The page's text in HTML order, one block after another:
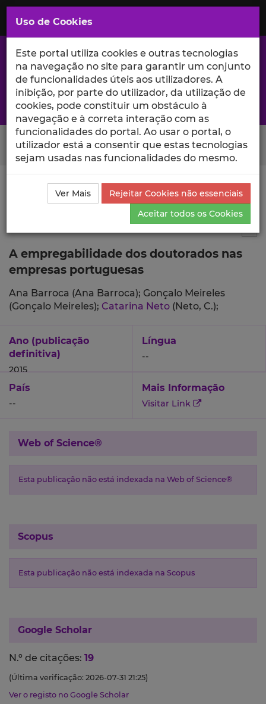
Saltar
para
Conteúdo
Principal
A excelência da investigação e ciência no Iscte
Search Button
Ciência_Iscte Publicações
Descrição Detalhada da
Publicação
A empregabilidade dos doutorados nas
empresas portuguesas
Ana Barroca (Ana Barroca); Gonçalo Meireles
(Gonçalo Meireles); Catarina Neto (Neto, C.);
Ano (publicação
definitiva)
2015
Língua
--
País
--
Mais Informação
Visitar Link
Web of Science®
Esta publicação não está indexada na Web of Science®
Scopus
Esta publicação não está indexada na Scopus
Google Scholar
N.º de citações: 19
(Última verificação: 2026-07-31 21:25)
Ver o registo no Google Scholar
Uso de Cookies
Este portal utiliza cookies e outras tecnologias
na navegação no site para garantir um conjunto
de funcionalidades úteis aos utilizadores. A
inibição, por parte do utilizador, da utilização de
cookies, pode constituir um obstáculo à
navegação e à correta interação com as
funcionalidades do portal. Ao usar o portal, o
utilizador está a consentir que estas tecnologias
sejam usadas nas funcionalidades do mesmo.
Ver Mais
Rejeitar Cookies não essenciais
Aceitar todos os Cookies